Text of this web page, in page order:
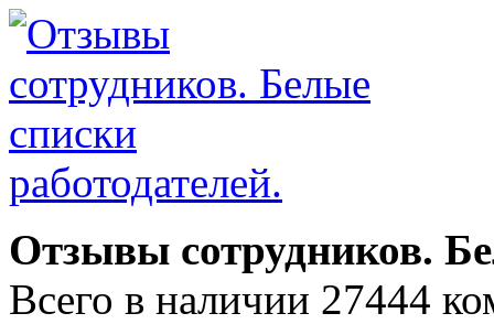
Отзывы сотрудников.
Всего в наличии 27444